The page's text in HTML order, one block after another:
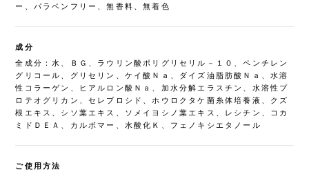
ー、パラベンフリー、無香料、無着色
成分
全成分：水、ＢＧ、ラウリン酸ポリグリセリル－１０、ペンチレン
グリコール、グリセリン、ケイ酸Ｎａ、ダイズ油脂肪酸Ｎａ、水溶
性コラーゲン、ヒアルロン酸Ｎａ、加水分解エラスチン、水溶性プ
ロテオグリカン、セレブロシド、ホウロクタケ菌糸体培養液、クズ
根エキス、シソ葉エキス、ソメイヨシノ葉エキス、レシチン、コカ
ミドＤＥＡ、カルボマー、水酸化Ｋ、フェノキシエタノール
ご使用方法